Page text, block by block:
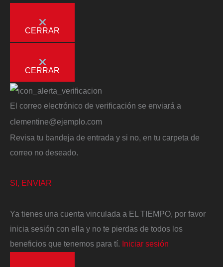
CERRAR
CERRAR
El correo electrónico de verificación se enviará a
clementine@ejemplo.com
Revisa tu bandeja de entrada y si no, en tu carpeta de
correo no deseado.
SI, ENVIAR
Ya tienes una cuenta vinculada a EL TIEMPO, por favor
inicia sesión con ella y no te pierdas de todos los
beneficios que tenemos para tí. Iniciar sesión